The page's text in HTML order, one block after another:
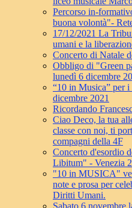
Percorso in-
buona volontà"-
17/12/2021 La
umani e la
Concerto di Natale
Obbligo di "Green
lunedì 6 dicembre
“10 in Musica” per
dicembre 2021
Ricordando
Ciao Deco, la tua
classe con noi, ti
compagni della 4F
Concerto d'esordio
Libitum" - Venezia
"10 in MUSICA"
note e prosa per
Diritti Umani.